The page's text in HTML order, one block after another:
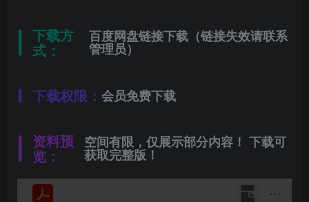
下载方
式：
百度网盘链接下载（链接失效请联系
管理员）
下载权限： 会员免费下载
资料预
览：
空间有限，仅展示部分内容！ 下载可
获取完整版！